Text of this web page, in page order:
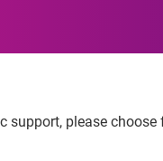
support, please
fevereiro,